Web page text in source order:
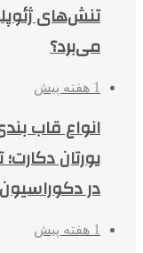
تنش‌های
می‌برد؟
1 هفته پیش
انواع قاب
یورتان
در
1 هفته پیش